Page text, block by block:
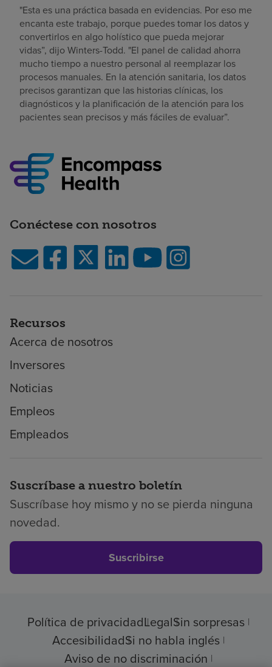
"Esta es una práctica basada en evidencias. Por eso me
encanta este trabajo, porque puedes tomar los datos y
convertirlos en algo holístico que pueda mejorar
vidas”, dijo Winters-Todd. "El panel de calidad ahorra
mucho tiempo a nuestro personal al reemplazar los
procesos manuales. En la atención sanitaria, los datos
precisos garantizan que las historias clínicas, los
diagnósticos y la planificación de la atención para los
pacientes sean precisos y más fáciles de evaluar”.
Conéctese con nosotros
Recursos
Acerca de nosotros
Inversores
Noticias
Empleos
Empleados
Suscríbase a nuestro boletín
Suscríbase hoy mismo y no se pierda ninguna
novedad.
Suscribirse
Política de privacidadLegalSin sorpresas
AccesibilidadSi no habla inglés
Aviso de no discriminación